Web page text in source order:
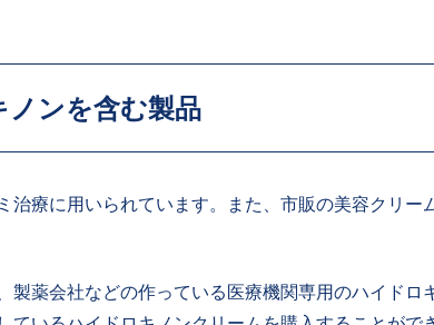
ノンを含む製品
治療に用いられています。また、市販の美容クリー
製薬会社などの作っている医療機関専用のハイドロ